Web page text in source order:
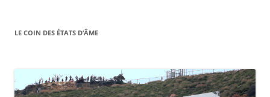
LE COIN DES ÉTATS D’ÂME